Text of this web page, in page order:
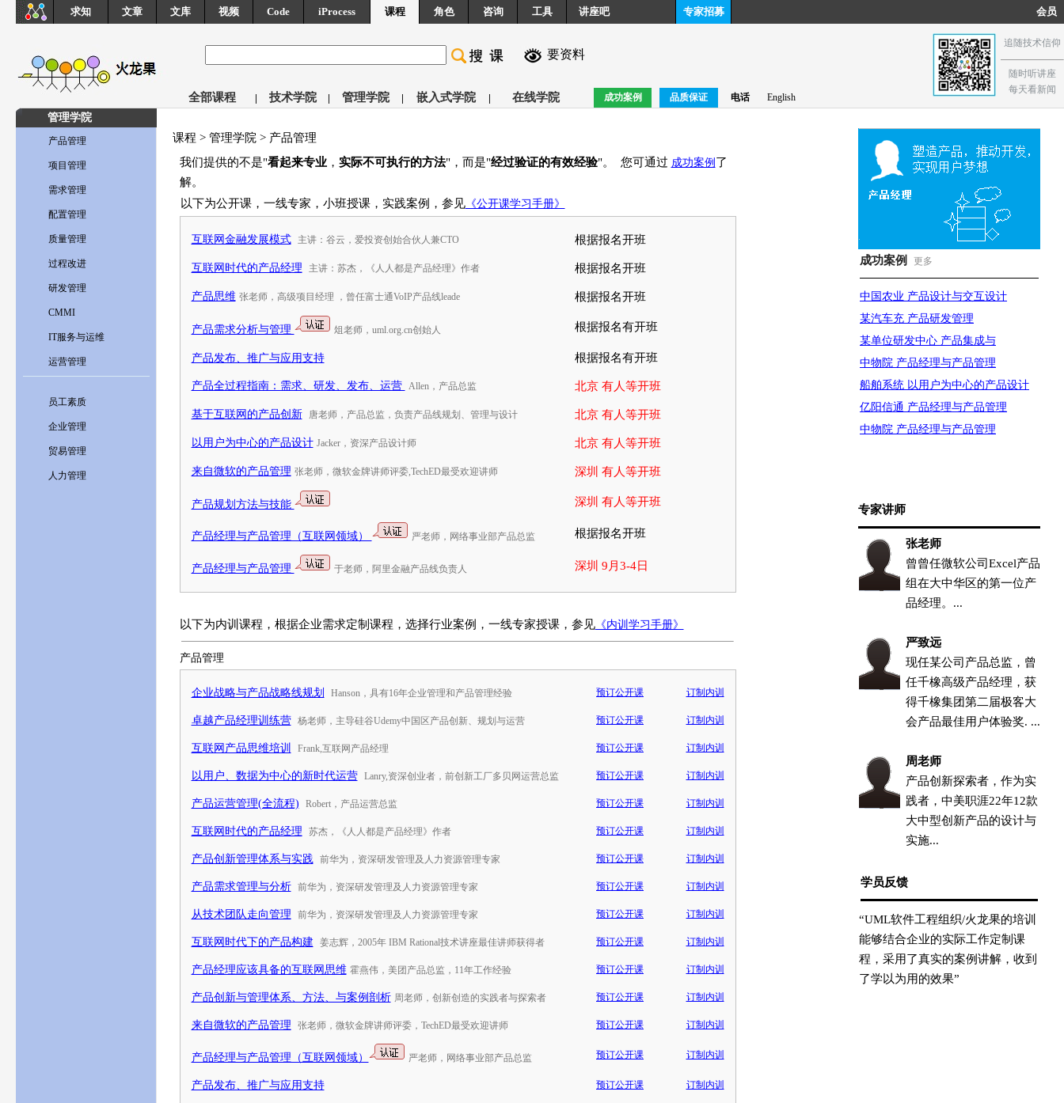
求知 文章 文库 视频 Code iProcess 课程 角色 咨询 工具 讲座吧 专家招募 会员
要资料
全部课程 | 技术学院 | 管理学院 | 嵌入式学院 | 在线学院 成功案例 品质保证 电话 English
追随技术信仰
随时听讲座
每天看新闻
管理学院
产品管理
项目管理
需求管理
配置管理
质量管理
过程改进
研发管理
CMMI
IT服务与运维
运营管理
员工素质
企业管理
贸易管理
人力管理
课程 > 管理学院 > 产品管理
我们提供的不是"看起来专业， 实际不可执行的方法"，而是"经过验证的有效经验"。 您可通过 成功案例 了
解。
以下为公开课，一线专家，小班授课，实践案例，参见《公开课学习手册》
互联网金融发展模式 主讲：谷云，爱投资创始合伙人兼CTO 根据报名开班
互联网时代的产品经理 主讲：苏杰，《人人都是产品经理》作者 根据报名开班
产品思维 张老师，高级项目经理 ，曾任富士通VoIP产品线leade 根据报名开班
产品需求分析与管理 俎老师，uml.org.cn创始人 根据报名有开班
产品发布、推广与应用支持 根据报名有开班
产品全过程指南：需求、研发、发布、运营 Allen，产品总监 北京 有人等开班
基于互联网的产品创新 唐老师，产品总监，负责产品线规划、管理与设计 北京 有人等开班
以用户为中心的产品设计 Jacker，资深产品设计师 北京 有人等开班
来自微软的产品管理 张老师，微软金牌讲师评委,TechED最受欢迎讲师 深圳 有人等开班
产品规划方法与技能 深圳 有人等开班
产品经理与产品管理（互联网领域） 严老师，网络事业部产品总监 根据报名开班
产品经理与产品管理 于老师，阿里金融产品线负责人 深圳 9月3-4日
以下为内训课程，根据企业需求定制课程，选择行业案例，一线专家授课，参见《内训学习手册》
产品管理
企业战略与产品战略线规划 Hanson，具有16年企业管理和产品管理经验 预订公开课 订制内训
卓越产品经理训练营 杨老师，主导硅谷Udemy中国区产品创新、规划与运营 预订公开课 订制内训
互联网产品思维培训 Frank,互联网产品经理 预订公开课 订制内训
以用户、数据为中心的新时代运营 Lanry,资深创业者，前创新工厂多贝网运营总监 预订公开课 订制内训
产品运营管理(全流程) Robert，产品运营总监 预订公开课 订制内训
互联网时代的产品经理 苏杰，《人人都是产品经理》作者 预订公开课 订制内训
产品创新管理体系与实践 前华为，资深研发管理及人力资源管理专家 预订公开课 订制内训
产品需求管理与分析 前华为，资深研发管理及人力资源管理专家 预订公开课 订制内训
从技术团队走向管理 前华为，资深研发管理及人力资源管理专家 预订公开课 订制内训
互联网时代下的产品构建 姜志辉，2005年 IBM Rational技术讲座最佳讲师获得者 预订公开课 订制内训
产品经理应该具备的互联网思维 霍燕伟，美团产品总监，11年工作经验 预订公开课 订制内训
产品创新与管理体系、方法、与案例剖析 周老师，创新创造的实践者与探索者 预订公开课 订制内训
来自微软的产品管理 张老师，微软金牌讲师评委，TechED最受欢迎讲师 预订公开课 订制内训
产品经理与产品管理（互联网领域） 严老师，网络事业部产品总监 预订公开课 订制内训
产品发布、推广与应用支持 预订公开课 订制内训
成功案例 更多
中国农业 产品设计与交互设计
某汽车充 产品研发管理
某单位研发中心 产品集成与
中物院 产品经理与产品管理
船舶系统 以用户为中心的产品设计
亿阳信通 产品经理与产品管理
中物院 产品经理与产品管理
专家讲师
张老师
曾曾任微软公司Excel产品
组在大中华区的第一位产
品经理。...
严致远
现任某公司产品总监，曾
任千橡高级产品经理，获
得千橡集团第二届极客大
会产品最佳用户体验奖. ...
周老师
产品创新探索者，作为实
践者，中美职涯22年12款
大中型创新产品的设计与
实施...
学员反馈
“UML软件工程组织/火龙果的培训
能够结合企业的实际工作定制课
程，采用了真实的案例讲解，收到
了学以为用的效果”